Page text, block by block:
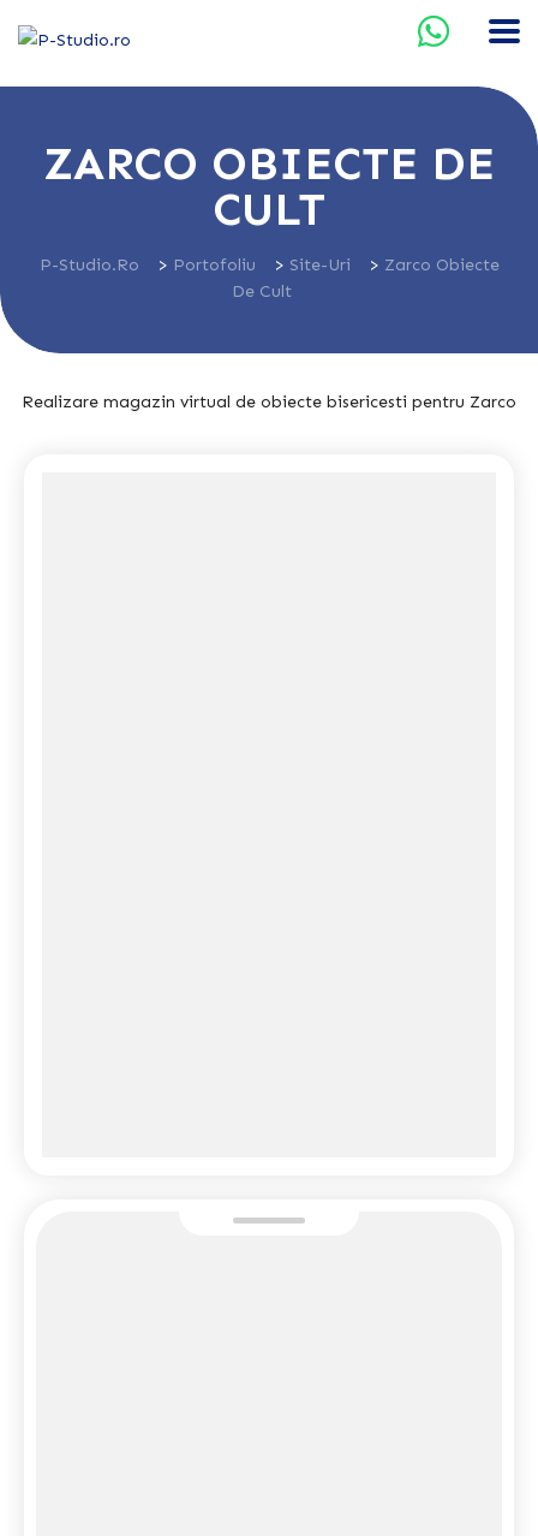
ZARCO OBIECTE DE
CULT
P-Studio.ro > Portofoliu > Site-Uri > Zarco Obiecte
De Cult
Realizare magazin virtual de obiecte bisericesti pentru Zarco